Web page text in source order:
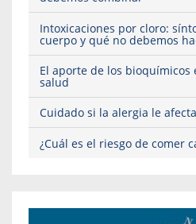
Intoxicaciones por cloro:
cuerpo y qué no debemos
El aporte de los bioquímicos
salud
Cuidado si la alergia le
¿Cuál es el riesgo de comer